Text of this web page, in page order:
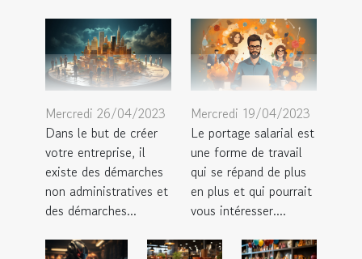
Mercredi 26/04/2023
Dans le but de créer
votre entreprise, il
existe des démarches
non administratives et
des démarches...
Mercredi 19/04/2023
Le portage salarial est
une forme de travail
qui se répand de plus
en plus et qui pourrait
vous intéresser....